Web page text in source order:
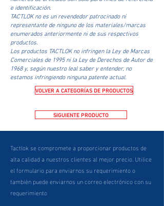
e identificación.
TACTLOK no es un revendedor patrocinado ni
representante de ninguno de los materiales/marcas
enumerados anteriormente ni de sus respectivos
productos.
Los productos TACTLOK no infringen la Ley de Marcas
Comerciales de 1995 ni la Ley de Derechos de Autor de
1968 y, según nuestro leal saber y entender, no
estamos infringiendo ninguna patente actual.
VOLVER A CATEGORÍAS DE PRODUCTOS
SIGUIENTE PRODUCTO
Tactlok se compromete a proporcionar productos de
alta calidad a nuestros clientes al mejor precio. Utilice
el formulario para enviarnos su requerimiento o
también puede enviarnos un correo electrónico con su
requerimiento